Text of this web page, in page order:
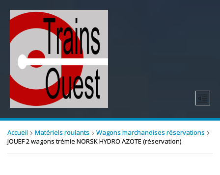
Accueil Matériels roulants
Wagons marchandises réservations
JOUEF 2 wagons trémie NORSK HYDRO AZOTE (réservation)